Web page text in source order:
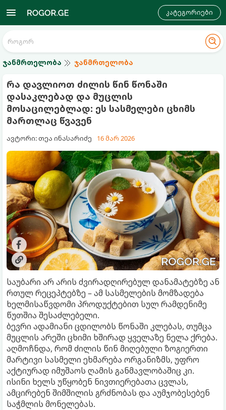
კატეგორიები
ჯანმრთელობა ჯანმრთელობა
რა დავლიოთ ძილის წინ წონაში
დასაკლებად და მუცლის
მოსაცილებლად: ეს სასმელები ცხიმს
მართლაც წვავენ
ავტორი: თეა ინასარიძე 16 მარ 2026
საუბარი არ არის ძვირადღირებულ დანამატებზე ან
რთულ რეცეპტებზე – ამ სასმელების მომზადება
ხელმისაწვდომი პროდუქტებით სულ რამდენიმე
წუთშია შესაძლებელი.
ბევრი ადამიანი ცდილობს წონაში კლებას, თუმცა
მუცლის არეში ცხიმი ხშირად ყველაზე ნელა ქრება.
აღმოჩნდა, რომ ძილის წინ მიღებული ზოგიერთი
მარტივი სასმელი ეხმარება ორგანიზმს, უფრო
აქტიურად იმუშაოს ღამის განმავლობაშიც კი.
ისინი ხელს უწყობენ ნივთიერებათა ცვლას,
ამცირებენ შიმშილის გრძნობას და აუმჯობესებენ
საჭმლის მონელებას.